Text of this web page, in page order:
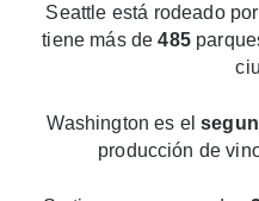
Seattle está rodeado
tiene más de485
Washington es el
producción de